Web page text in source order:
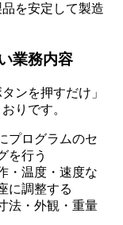
を安定して製造
業務内容
ンを押すだけ」
りです。
プログラムのセ
を行う
・温度・速度な
に調整する
法・外観・重量